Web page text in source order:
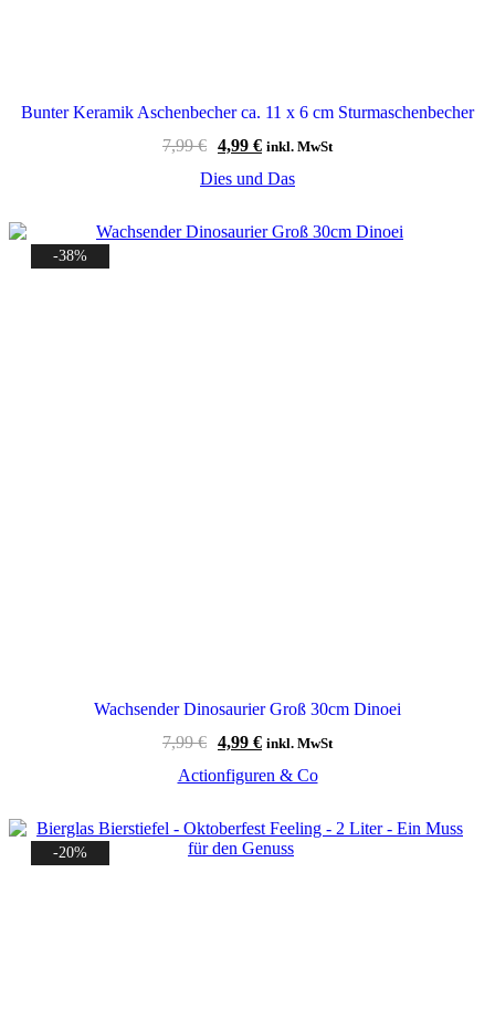
Bunter Keramik Aschenbecher ca. 11 x 6 cm Sturmaschenbecher
7,99€ Ursprünglicher
war:
4,99 €Aktueller
ist:
inkl. MwSt
Dies und Das
-38%
Wachsender Dinosaurier Groß 30cm Dinoei
7,99€ Ursprünglicher
war:
4,99 €Aktueller
ist:
inkl. MwSt
Actionfiguren & Co
-20%